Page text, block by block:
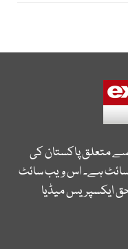
متعلق پاکستان کی
ہے۔ اس ویب سائٹ
ایکسپریس میڈیا